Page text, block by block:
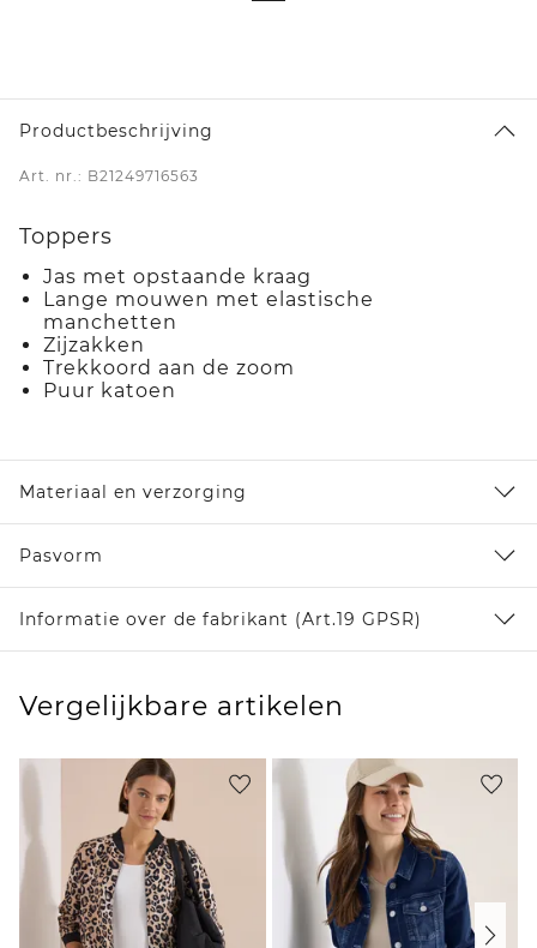
Productbeschrijving
Art. nr.: B21249716563
Toppers
Jas met opstaande kraag
Lange mouwen met elastische
manchetten
Zijzakken
Trekkoord aan de zoom
Puur katoen
Materiaal en verzorging
Pasvorm
Informatie over de fabrikant (Art.19 GPSR)
Vergelijkbare artikelen